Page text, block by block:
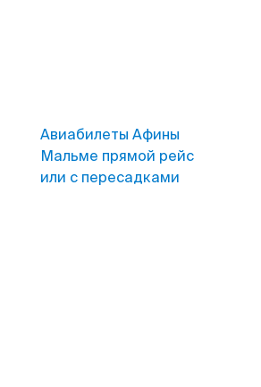
Авиабилеты Афины
Мальме прямой рейс
или с пересадками